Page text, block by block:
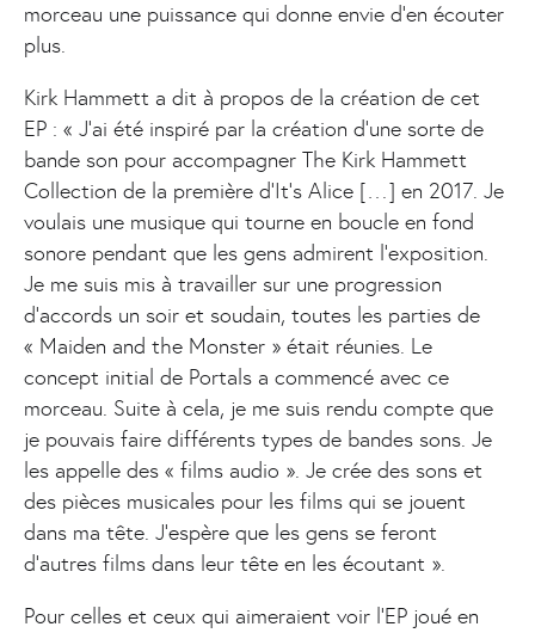
morceau une puissance qui donne envie d’en écouter
plus.
Kirk Hammett a dit à propos de la création de cet
EP : « J’ai été inspiré par la création d’une sorte de
bande son pour accompagner The Kirk Hammett
Collection de la première d’It’s Alice […] en 2017. Je
voulais une musique qui tourne en boucle en fond
sonore pendant que les gens admirent l’exposition.
Je me suis mis à travailler sur une progression
d’accords un soir et soudain, toutes les parties de
« Maiden and the Monster » était réunies. Le
concept initial de Portals a commencé avec ce
morceau. Suite à cela, je me suis rendu compte que
je pouvais faire différents types de bandes sons. Je
les appelle des « films audio ». Je crée des sons et
des pièces musicales pour les films qui se jouent
dans ma tête. J’espère que les gens se feront
d’autres films dans leur tête en les écoutant ».
Pour celles et ceux qui aimeraient voir l’EP joué en